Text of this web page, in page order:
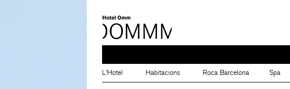
L’Hotel Habitacions Roca Barcelona Spa